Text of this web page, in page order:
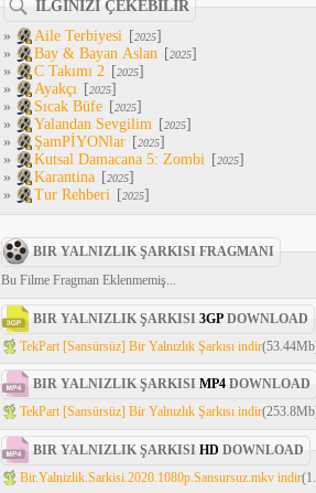
İLGİNİZİ ÇEKEBİLİR
»
Aile Terbiyesi [2025]
»
Bay & Bayan Aslan [2025]
»
C Takımı 2 [2025]
»
Ayakçı [2025]
»
Sıcak Büfe [2025]
»
Yalandan Sevgilim [2025]
»
ŞamPİYONlar [2025]
»
Kutsal Damacana 5: Zombi [2025]
»
Karantina [2025]
»
Tur Rehberi [2025]
BIR YALNIZLIK ŞARKISI FRAGMANI
Bu Filme Fragman Eklenmemiş...
BIR YALNIZLIK ŞARKISI 3GP DOWNLOAD
TekPart [Sansürsüz] Bir Yalnızlık Şarkısı indir
BIR YALNIZLIK ŞARKISI MP4 DOWNLOAD
TekPart [Sansürsüz] Bir Yalnızlık Şarkısı indir
BIR YALNIZLIK ŞARKISI HD DOWNLOAD
Bir.Yalnizlik.Sarkisi.2020.1080p.Sansursuz.mkv indir